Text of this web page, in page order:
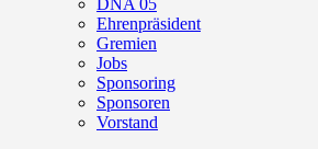
DNA 05
Ehrenpräsident
Gremien
Jobs
Sponsoring
Sponsoren
Vorstand